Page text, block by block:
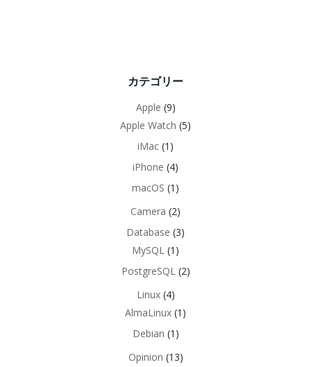
カテゴリー
Apple (9)
Apple Watch (5)
iMac (1)
iPhone (4)
macOS (1)
Camera (2)
Database (3)
MySQL (1)
PostgreSQL (2)
Linux(4)
AlmaLinux (1)
Debian (1)
Opinion (13)